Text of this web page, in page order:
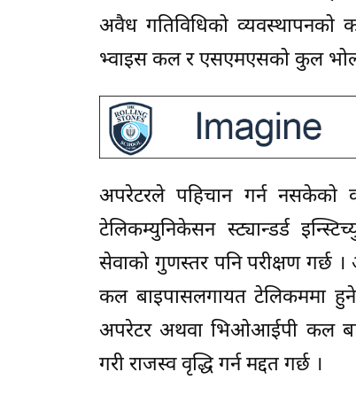
अवैध गतिविधिको व्यवस्थापनको
भ्वाइस कल र एसएमएसको कुल
अपरेटरले पहिचान गर्न नसकेको
टेलिकम्युनिकेसन स्ट्यान्डर्ड
सेवाको गुणस्तर पनि परीक्षण गर्छ
कल बाइपासलगायत टेलिकममा हुने
अपरेटर अथवा भिओआईपी कल
गरी राजस्व वृद्धि गर्न मद्दत गर्छ ।